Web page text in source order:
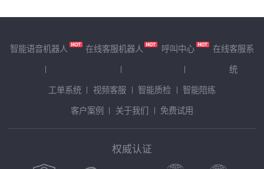
智能语音机器人 在线客服机器人 呼叫中心
在线客服系
统
工单系统
视频客服 智能质检
智能陪练
客户案例
关于我们 免费试用
权威认证